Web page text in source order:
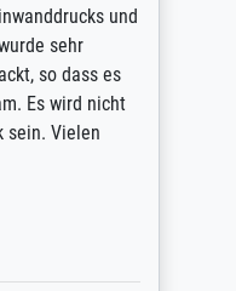
und
sehr
so dass es
Es wird nicht
Vielen